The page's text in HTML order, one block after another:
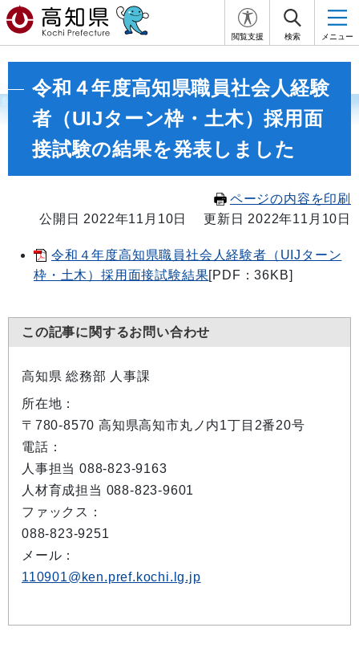
閲覧支援 検索 メニュー
令和４年度高知県職員社会人経験
者（UIJターン枠・土木）採用面
接試験の結果を発表しました
ページの内容を印刷
公開日 2022年11月10日
更新日 2022年11月10日
令和４年度高知県職員社会人経験者（UIJターン
枠・土木）採用面接試験結果[PDF：36KB]
この記事に関するお問い合わせ
高知県 総務部 人事課
所在地：
〒780-8570 高知県高知市丸ノ内1丁目2番20号
電話：
人事担当 088-823-9163
人材育成担当 088-823-9601
ファックス：
088-823-9251
メール：
110901@ken.pref.kochi.lg.jp